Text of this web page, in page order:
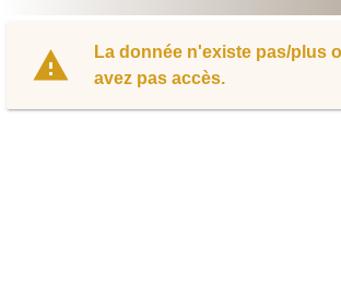
La donnée n'existe pas/plus
avez pas accès.